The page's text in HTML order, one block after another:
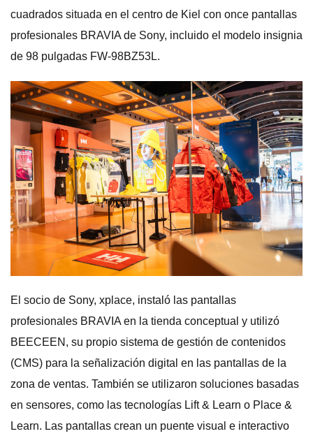
cuadrados situada en el centro de Kiel con once pantallas
profesionales BRAVIA de Sony, incluido el modelo insignia
de 98 pulgadas FW-98BZ53L.
El socio de Sony, xplace, instaló las pantallas
profesionales BRAVIA en la tienda conceptual y utilizó
BEECEEN, su propio sistema de gestión de contenidos
(CMS) para la señalización digital en las pantallas de la
zona de ventas. También se utilizaron soluciones basadas
en sensores, como las tecnologías Lift & Learn o Place &
Learn. Las pantallas crean un puente visual e interactivo